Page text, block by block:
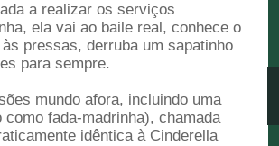
a realizar os serviços
ela vai ao baile real, conhece o
pressas, derruba um sapatinho
para sempre.
mundo afora, incluindo uma
fada-madrinha), chamada
idêntica à Cinderella